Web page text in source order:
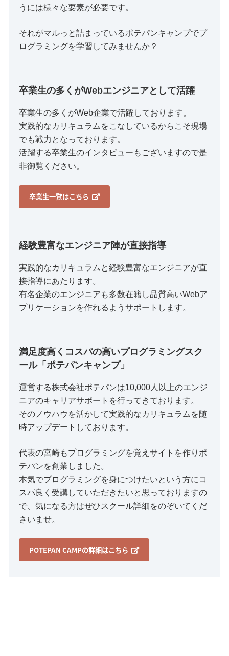
うには様々な要素が必要です。
それがマルっと詰まっているポテパンキャンプでプ
ログラミングを学習してみませんか？
卒業生の多くがWebエンジニアとして活躍
卒業生の多くがWeb企業で活躍しております。
実践的なカリキュラムをこなしているからこそ現場
でも戦力となっております。
活躍する卒業生のインタビューもございますので是
非御覧ください。
卒業生一覧はこちら
経験豊富なエンジニア陣が直接指導
実践的なカリキュラムと経験豊富なエンジニアが直
接指導にあたります。
有名企業のエンジニアも多数在籍し品質高いWebア
プリケーションを作れるようサポートします。
満足度高くコスパの高いプログラミングスク
ール「ポテパンキャンプ」
運営する株式会社ポテパンは10,000人以上のエンジ
ニアのキャリアサポートを行ってきております。
そのノウハウを活かして実践的なカリキュラムを随
時アップデートしております。
代表の宮崎もプログラミングを覚えサイトを作りポ
テパンを創業しました。
本気でプログラミングを身につけたいという方にコ
スパ良く受講していただきたいと思っておりますの
で、気になる方はぜひスクール詳細をのぞいてくだ
さいませ。
POTEPAN CAMPの詳細はこちら